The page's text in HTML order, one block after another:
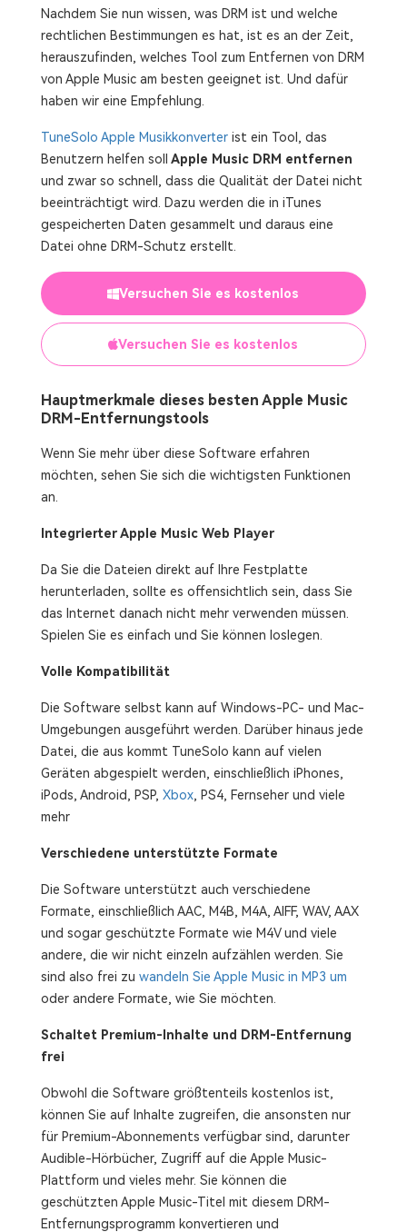
Nachdem Sie nun wissen, was DRM ist und welche
rechtlichen Bestimmungen es hat, ist es an der Zeit,
herauszufinden, welches Tool zum Entfernen von DRM
von Apple Music am besten geeignet ist. Und dafür
haben wir eine Empfehlung.
TuneSolo Apple Musikkonverterist ein Tool, das
Benutzern helfen soll
Apple Music DRM entfernen
und zwar so schnell, dass die Qualität der Datei nicht
beeinträchtigt wird. Dazu werden die in iTunes
gespeicherten Daten gesammelt und daraus eine
Datei ohne DRM-Schutz erstellt.
Versuchen Sie es kostenlos
Versuchen Sie es kostenlos
Hauptmerkmale dieses besten Apple Music
DRM-Entfernungstools
Wenn Sie mehr über diese Software erfahren
möchten, sehen Sie sich die wichtigsten Funktionen
an.
Integrierter Apple Music Web Player
Da Sie die Dateien direkt auf Ihre Festplatte
herunterladen, sollte es offensichtlich sein, dass Sie
das Internet danach nicht mehr verwenden müssen.
Spielen Sie es einfach und Sie können loslegen.
Volle Kompatibilität
Die Software selbst kann auf Windows-PC- und Mac-
Umgebungen ausgeführt werden. Darüber hinaus jede
Datei, die aus kommt TuneSolo kann auf vielen
Geräten abgespielt werden, einschließlich iPhones,
iPods, Android, PSP, Xbox, PS4, Fernseher und viele
mehr
Verschiedene unterstützte Formate
Die Software unterstützt auch verschiedene
Formate, einschließlich AAC, M4B, M4A, AIFF, WAV, AAX
und sogar geschützte Formate wie M4V und viele
andere, die wir nicht einzeln aufzählen werden. Sie
sind also frei zu wandeln Sie Apple Music in MP3 um
oder andere Formate, wie Sie möchten.
Schaltet Premium-Inhalte und DRM-Entfernung
frei
Obwohl die Software größtenteils kostenlos ist,
können Sie auf Inhalte zugreifen, die ansonsten nur
für Premium-Abonnements verfügbar sind, darunter
Audible-Hörbücher, Zugriff auf die Apple Music-
Plattform und vieles mehr. Sie können die
geschützten Apple Music-Titel mit diesem DRM-
Entfernungsprogramm konvertieren und